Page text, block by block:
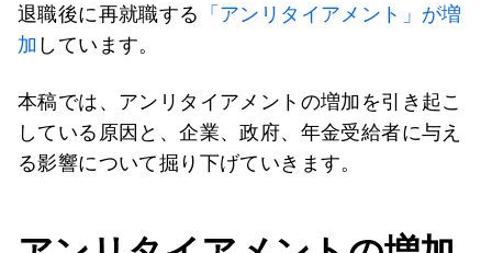
退職後に再就職する
「アンリタイアメント」が増
加 しています。
本稿では、アンリタイアメントの増加を引き起こ
している原因と、企業、政府、年金受給者に与え
る影響について掘り下げていきます。